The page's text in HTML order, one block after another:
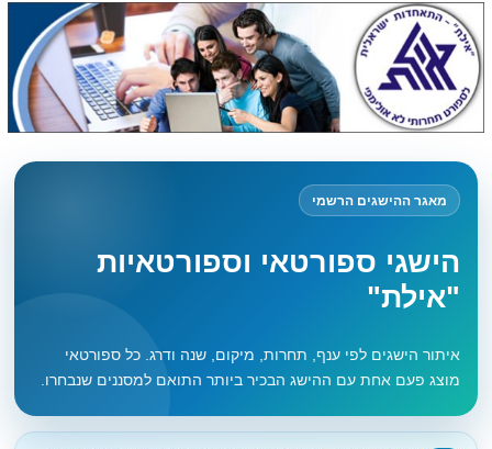
מאגר ההישגים הרשמי
הישגי ספורטאי וספורטאיות
"אילת"
איתור הישגים לפי ענף, תחרות, מיקום, שנה ודרג. כל ספורטאי
מוצג פעם אחת עם ההישג הבכיר ביותר התואם למסננים שנבחרו.